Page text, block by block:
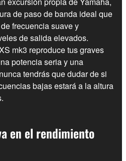
de paso de banda ideal que
frecuencia suave y
de salida elevados.
mk3 reproduce tus graves
potencia seria y una
tendrás que dudar de si
bajas estará a la altura
en el rendimiento